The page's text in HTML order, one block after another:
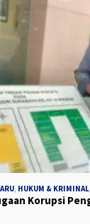
, HUKUM & KRIMINAL,
Korupsi